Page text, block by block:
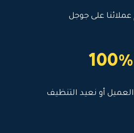
عملائنا على جوجل
100%
أو نعيد التنظيف